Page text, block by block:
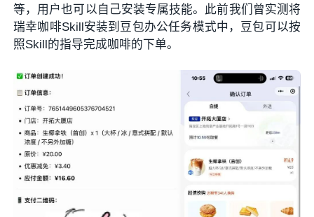
等，用户也可以自己安装专属技能。此前我们曾实测将
瑞幸咖啡Skill安装到豆包办公任务模式中，豆包可以按
照Skill的指导完成咖啡的下单。